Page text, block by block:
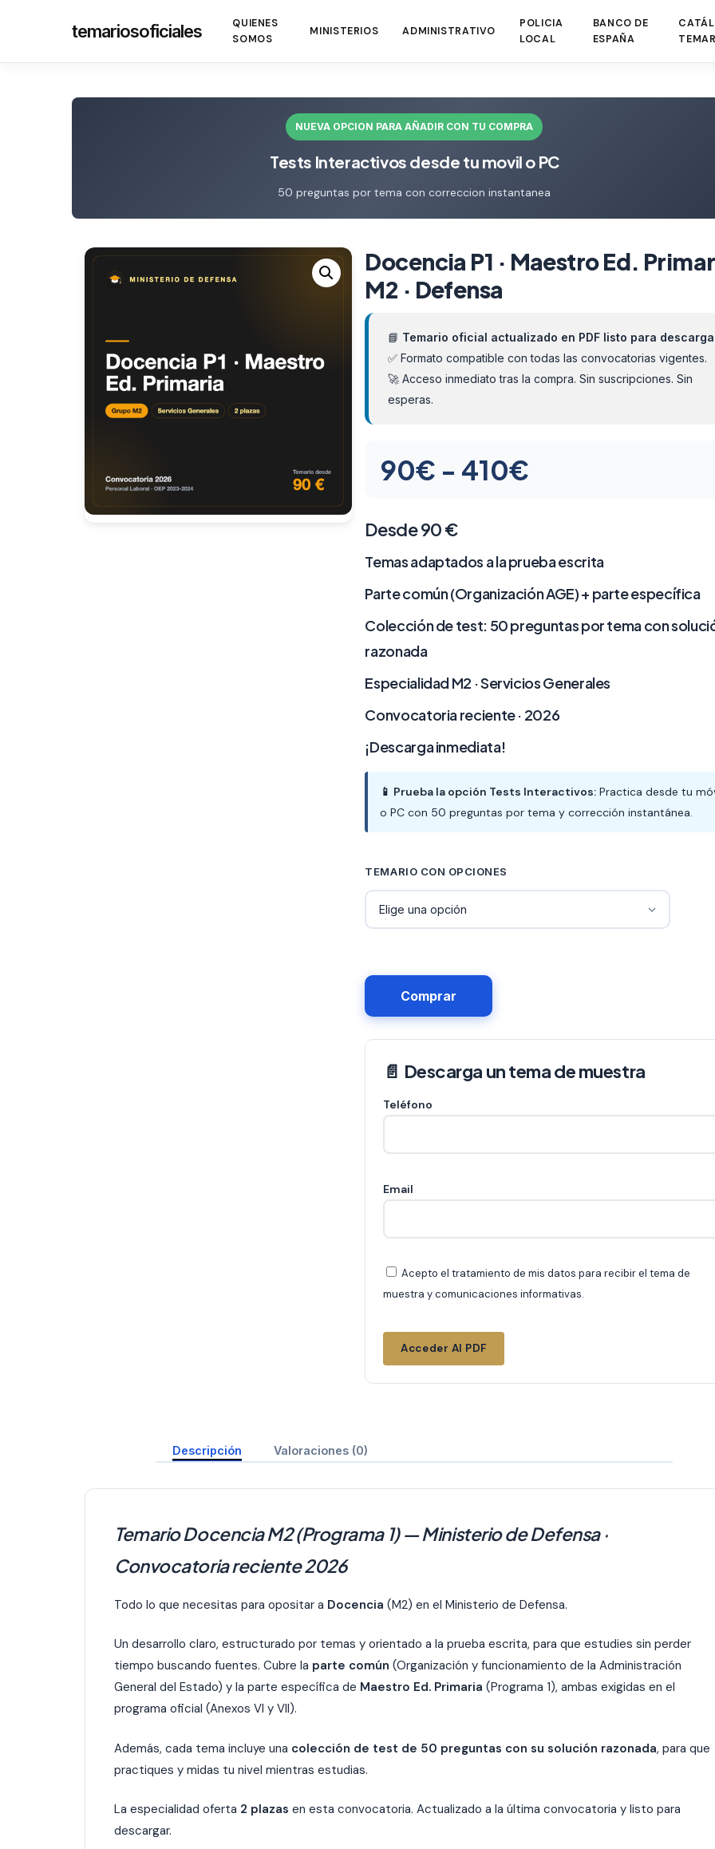
temariosoficiales
QUIENES
SOMOS
MINISTERIOS ADMINISTRATIVO
POLICIA
LOCAL
BANCO DE
ESPAÑA
NUEVA OPCION PARA AÑADIR CON TU COMPRA
Tests Interactivos desde tu movil o PC
50 preguntas por tema con correccion instantanea
Docencia P1 · Maestro Ed.
M2 · Defensa
📘 Temario oficial actualizado en PDF listo para
✅ Formato compatible con todas las convocatorias vigentes.
🚀 Acceso inmediato tras la compra. Sin suscripciones. Sin
esperas.
90€ - 410€
desde
90€
hasta
Desde 90 €
Temas adaptados a la prueba escrita
Parte común (Organización AGE) + parte específica
Colección de test: 50 preguntas por tema con
razonada
Especialidad M2 · Servicios Generales
Convocatoria reciente · 2026
¡Descarga inmediata!
📱 Prueba la opción Tests Interactivos: Practica desde tu
o PC con 50 preguntas por tema y corrección instantánea.
TEMARIO CON OPCIONES
Comprar
📄 Descarga un tema de muestra
Teléfono
Email
Acepto el tratamiento de mis datos para recibir el tema de
muestra y comunicaciones informativas.
Acceder Al PDF
Descripción Valoraciones (0)
Temario Docencia M2 (Programa 1) — Ministerio de Defensa ·
Convocatoria reciente 2026
Todo lo que necesitas para opositar a Docencia (M2) en el Ministerio de Defensa.
Un desarrollo claro, estructurado por temas y orientado a la prueba escrita, para que estudies sin perder
tiempo buscando fuentes. Cubre la parte común (Organización y funcionamiento de la Administración
General del Estado) y la parte específica de Maestro Ed. Primaria (Programa 1), ambas exigidas en el
programa oficial (Anexos VI y VII).
Además, cada tema incluye una colección de test de 50 preguntas con su solución razonada, para que
practiques y midas tu nivel mientras estudias.
La especialidad oferta 2 plazas en esta convocatoria. Actualizado a la última convocatoria y listo para
descargar.